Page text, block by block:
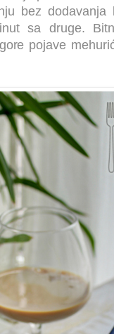
bez dodavanja
sa druge.
pojave